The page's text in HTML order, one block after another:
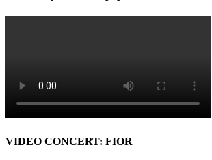
VIDEO CONCERT: FIOR